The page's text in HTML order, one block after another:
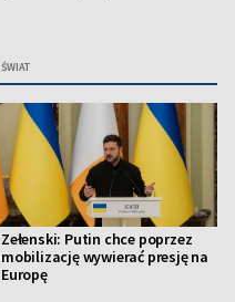
ŚWIAT
Zełenski: Putin chce poprzez
mobilizację wywierać presję na
Europę